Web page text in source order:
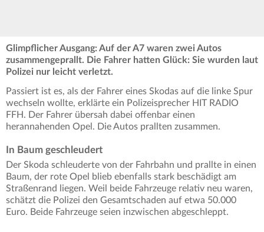
Glimpflicher Ausgang: Auf der A7 waren zwei Autos
zusammengeprallt. Die Fahrer hatten Glück: Sie wurden laut
Polizei nur leicht verletzt.
Passiert ist es, als der Fahrer eines Skodas auf die linke Spur
wechseln wollte, erklärte ein Polizeisprecher HIT RADIO
FFH. Der Fahrer übersah dabei offenbar einen
herannahenden Opel. Die Autos prallten zusammen.
In Baum geschleudert
Der Skoda schleuderte von der Fahrbahn und prallte in einen
Baum, der rote Opel blieb ebenfalls stark beschädigt am
Straßenrand liegen. Weil beide Fahrzeuge relativ neu waren,
schätzt die Polizei den Gesamtschaden auf etwa 50.000
Euro. Beide Fahrzeuge seien inzwischen abgeschleppt.